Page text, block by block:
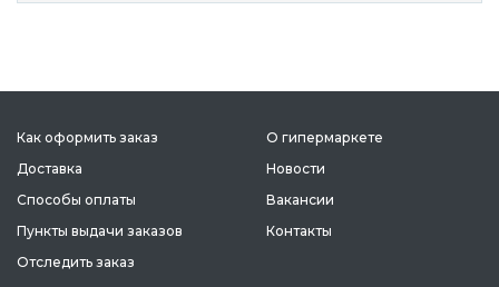
Как оформить заказ
Доставка
Способы оплаты
Пункты выдачи заказов
Отследить заказ
О гипермаркете
Новости
Вакансии
Контакты